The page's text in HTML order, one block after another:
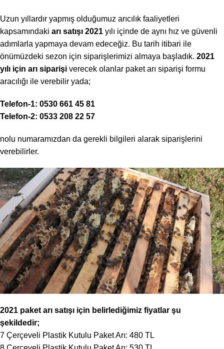
Uzun yıllardır yapmış olduğumuz arıcılık faaliyetleri
kapsamındaki arı satışı 2021 yılı içinde de aynı hız ve güvenli
adımlarla yapmaya devam edeceğiz. Bu tarih itibari ile
önümüzdeki sezon için siparişlerimizi almaya başladık. 2021
yılı için arı siparişi verecek olanlar paket arı siparişi formu
aracılığı ile verebilir yada;
Telefon-1: 0530 661 45 81
Telefon-2: 0533 208 22 57
nolu numaramızdan da gerekli bilgileri alarak siparişlerini
verebilirler.
2021 paket arı satışı için belirlediğimiz fiyatlar şu
şekildedir;
7 Çerçeveli Plastik Kutulu Paket Arı: 480 TL